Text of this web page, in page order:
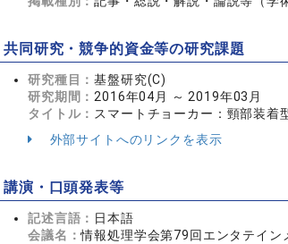
共同研究・競争的資金等の研究課題
研究種目：基盤研究(C)
研究期間： 2016年04月 ～ 2019年03月
タイトル： スマートチョーカー：頸部装着
外部サイトへのリンクを表示
講演・口頭発表等
記述言語： 日本語
会議名：情報処理学会第79回エンタテイ